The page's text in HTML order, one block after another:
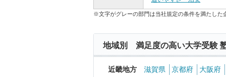
※文字がグレーの部門は当社規定の条件を満たした
地域別 満足度の高い大学受験
近畿地方 滋賀県 京都府 大阪府